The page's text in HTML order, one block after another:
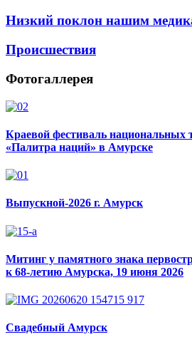
Низкий поклон нашим
Происшествия
Фотогаллерея
Краевой фестиваль национальных
«Палитра наций» в Амурске
Выпускной-2026 г. Амурск
Митинг у памятного знака
к 68-летию Амурска, 19 июня 2026
Свадебный Амурск